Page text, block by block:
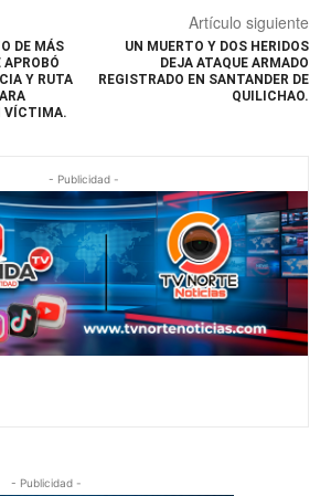
DE MÁS
APROBÓ
Y RUTA
VÍCTIMA.
Artículo siguiente
UN MUERTO Y DOS HERIDOS
DEJA ATAQUE ARMADO
REGISTRADO EN SANTANDER DE
QUILICHAO.
- Publicidad -
- Publicidad -